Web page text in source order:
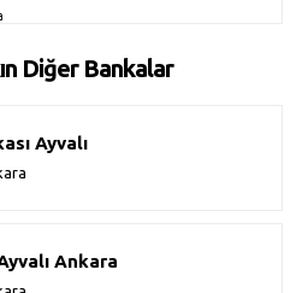
Diğer Bankalar
Ayvalı
Ankara